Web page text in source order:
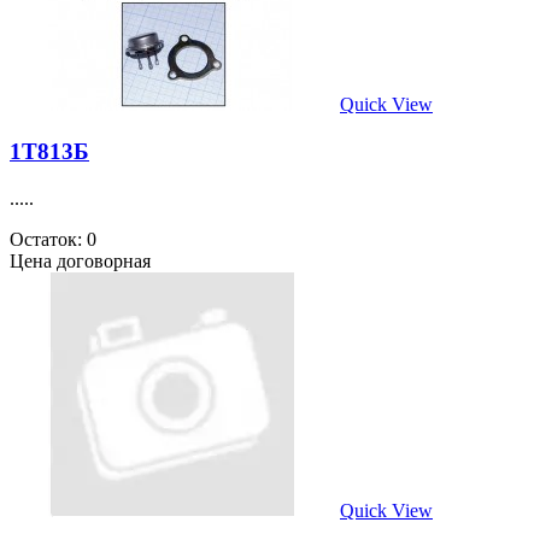
Quick View
1Т813Б
.....
Остаток: 0
Цена договорная
Quick View